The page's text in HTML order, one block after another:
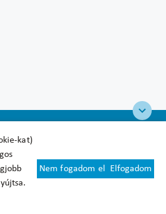
kat)
Nem fogadom el Elfogadom
feltételek